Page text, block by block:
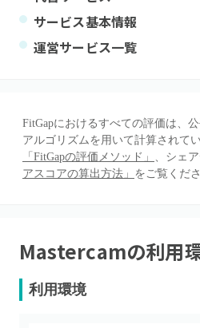
サービス基本情報
運営サービス一覧
FitGapにおけるすべての評価は、
アルゴリズムを用いて計算されて
「FitGapの評価メソッド」 、シェ
アスコアの算出方法」 をご覧くださ
Mastercamの利用
利用環境